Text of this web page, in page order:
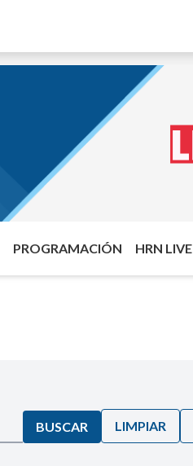
PROGRAMACIÓN HRN LIVE
BUSCAR LIMPIAR